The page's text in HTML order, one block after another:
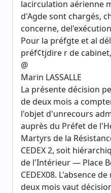
lacirculation aérienne
d'Agde sont chargés,
concerne,
Pour la préfgte et al
préf¢tjdire r de cabinet,
@
Marin LASSALLE
La présente décision
de deux mois a
l'objet d'unrecours
auprès du Préfet de
Martyrs de la
CEDEX 2, soit
de l'Intérieur — Place
CEDEX08. L'absence
deux mois vaut